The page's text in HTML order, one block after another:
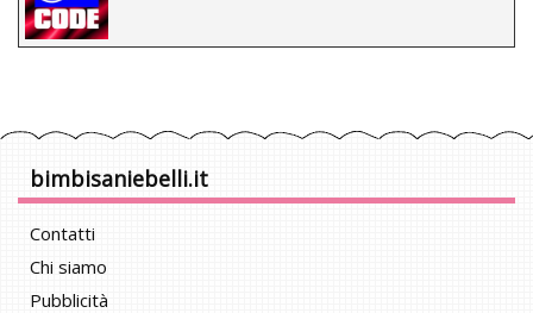
bimbisaniebelli.it
Contatti
Chi siamo
Pubblicità